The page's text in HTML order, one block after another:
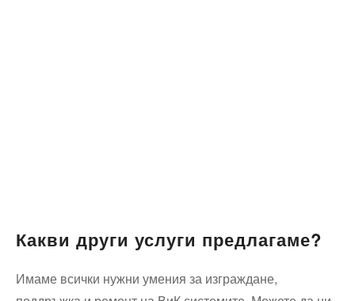
Какви други услуги предлагаме?
Имаме всички нужни умения за изграждане,